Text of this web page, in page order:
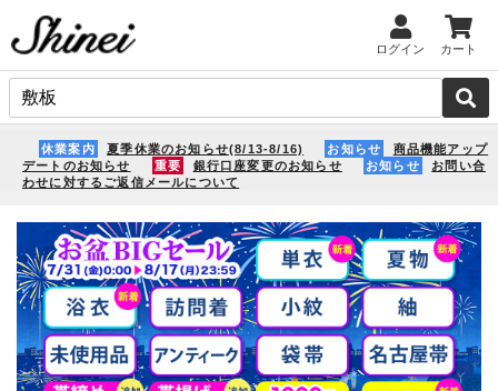
ログイン カート
休業案内 夏季休業のお知らせ(8/13-8/16) お知らせ
商品機能アップ
デートのお知らせ
重要 銀行口座変更のお知らせ お知らせ
お問い合
わせに対するご返信メールについて